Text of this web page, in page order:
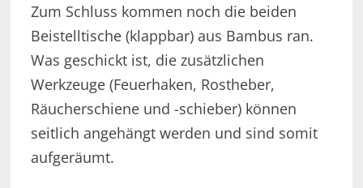
Zum Schluss kommen noch die beiden
Beistelltische (klappbar) aus Bambus ran.
Was geschickt ist, die zusätzlichen
Werkzeuge (Feuerhaken, Rostheber,
Räucherschiene und -schieber) können
seitlich angehängt werden und sind somit
aufgeräumt.